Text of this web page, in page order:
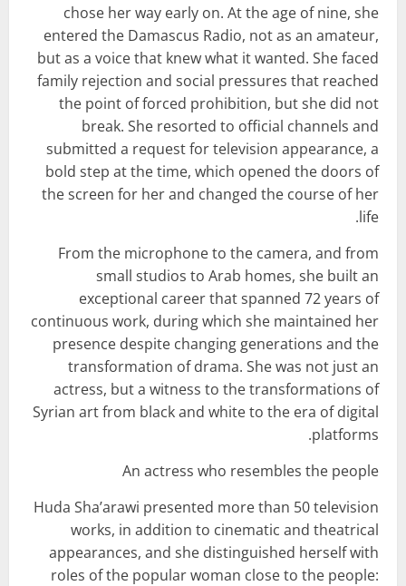
chose her way early on. At the age of nine, she
entered the Damascus Radio, not as an amateur,
but as a voice that knew what it wanted. She faced
family rejection and social pressures that reached
the point of forced prohibition, but she did not
break. She resorted to official channels and
submitted a request for television appearance, a
bold step at the time, which opened the doors of
the screen for her and changed the course of her
life.
From the microphone to the camera, and from
small studios to Arab homes, she built an
exceptional career that spanned 72 years of
continuous work, during which she maintained her
presence despite changing generations and the
transformation of drama. She was not just an
actress, but a witness to the transformations of
Syrian art from black and white to the era of digital
platforms.
An actress who resembles the people
Huda Sha’arawi presented more than 50 television
works, in addition to cinematic and theatrical
appearances, and she distinguished herself with
roles of the popular woman close to the people: